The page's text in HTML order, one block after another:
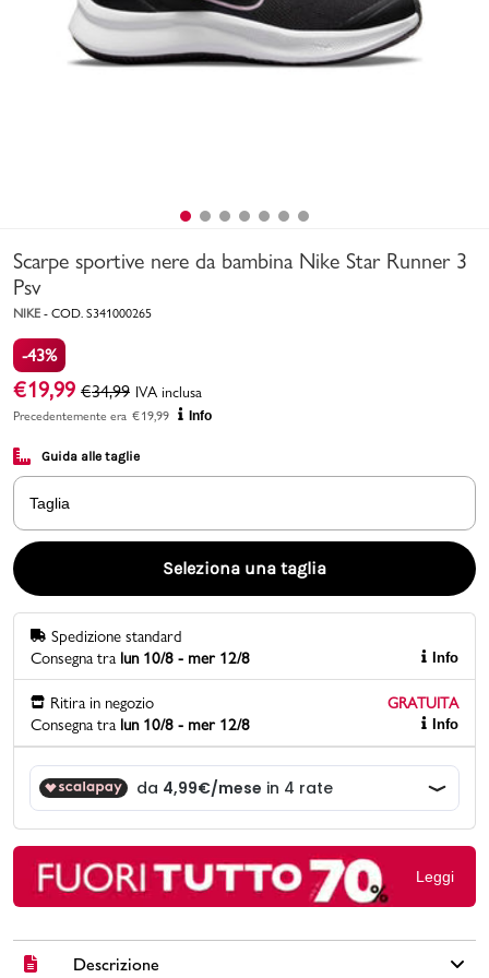
Bambino
Marchi
Promo & News
contatti
Gift card
Scarpe sportive nere da bambina Nike Star Runner 3
Psv
NIKE - COD. S341000265
-43%
€19,99 €34,99 IVA inclusa
Precedentemente era €19,99 Info
Guida alle taglie
Taglia
Seleziona una taglia
Spedizione standard
Consegna tra lun 10/8 - mer 12/8 Info
Ritira in negozio
GRATUITA
Consegna tra lun 10/8 - mer 12/8 Info
Leggi
Descrizione